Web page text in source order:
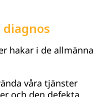
hakar i de allmänna
våra tjänster
och den defekta